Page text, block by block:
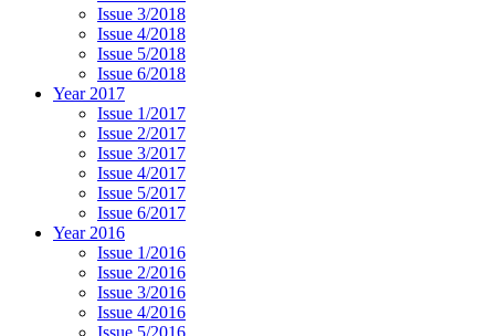
Issue 3/2018
Issue 4/2018
Issue 5/2018
Issue 6/2018
Year 2017
Issue 1/2017
Issue 2/2017
Issue 3/2017
Issue 4/2017
Issue 5/2017
Issue 6/2017
Year 2016
Issue 1/2016
Issue 2/2016
Issue 3/2016
Issue 4/2016
Issue 5/2016